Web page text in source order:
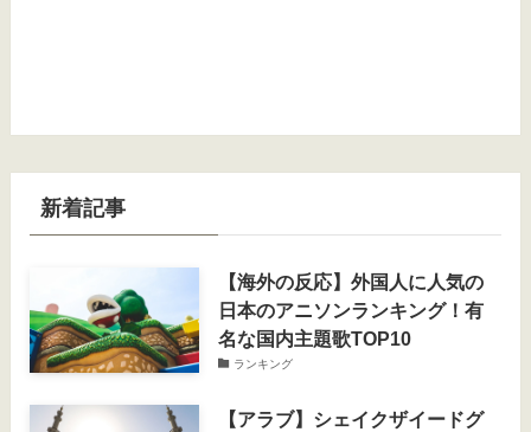
新着記事
【海外の反応】外国人に人気の
日本のアニソンランキング！有
名な国内主題歌TOP10
ランキング
【アラブ】シェイクザイードグ